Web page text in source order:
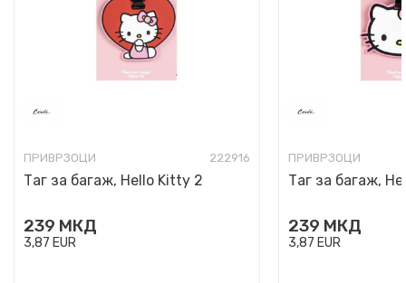
ПРИВРЗОЦИ 222916
Таг за багаж, Hello Kitty 2
239 МКД
3,87 EUR
ПРИВРЗОЦИ
Таг за багаж,
239 МКД
3,87 EUR